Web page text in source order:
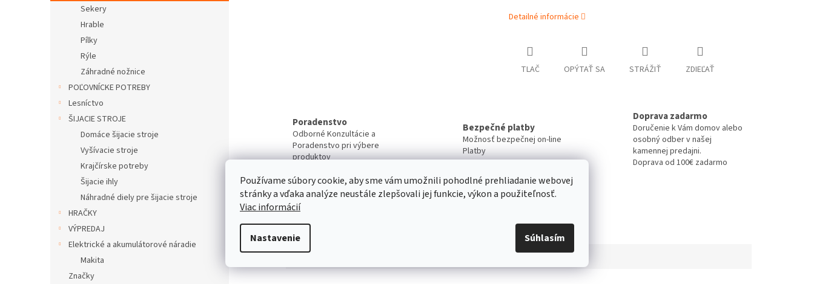
Používame súbory cookie, aby sme vám umožnili pohodlné prehliadanie webovej
stránky a vďaka analýze neustále zlepšovali jej funkcie, výkon a použiteľnosť.
Viac informácií
Nastavenie Súhlasím
Sekery
Hrable
Pílky
Rýle
Záhradné nožnice
POĽOVNÍCKE POTREBY
Lesníctvo
ŠIJACIE STROJE
Domáce šijacie stroje
Vyšívacie stroje
Krajčírske potreby
Šijacie ihly
Náhradné diely pre šijacie stroje
HRAČKY
VÝPREDAJ
Elektrické a akumulátorové náradie
Makita
Značky
Detailné informácie
TLAČ OPÝTAŤ SA STRÁŽIŤ ZDIEĽAŤ
Poradenstvo
Odborné Konzultácie a
Poradenstvo pri výbere
produktov
Bezpečné platby
Možnosť bezpečnej on-line
Platby
Doprava zadarmo
Doručenie k Vám domov alebo
osobný odber v našej
kamennej predajni.
Doprava od 100€ zadarmo
Servis
Kvalitný záručný aj pozáručný servis
Viac o našich servisných službách ....